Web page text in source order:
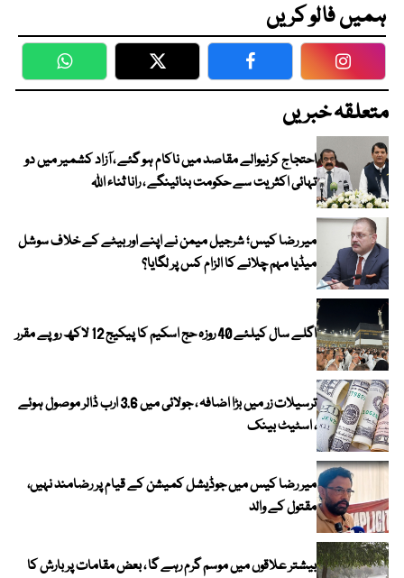
ہمیں فالو کریں
WhatsApp Twitter Facebook
متعلقہ خبریں
احتجاج کرنیوالے مقاصد میں ناکام ہو گئے ، آزاد کشمیر میں دو
تہائی اکثریت سے حکومت بنائینگے ، رانا ثناء اللہ
میر رضا کیس؛ شرجیل میمن نے اپنے اور بیٹے کے خلاف سوشل
میڈیا مہم چلانے کا الزام کس پر لگایا؟
اگلے سال کیلئے 40 روزہ حج اسکیم کا پیکیج 12 لاکھ روپے مقرر
ترسیلات زر میں بڑا اضافہ ، جولائی میں 3.6 ارب ڈالر موصول ہوئے
، اسٹیٹ بینک
میر رضا کیس میں جوڈیشل کمیشن کے قیام پر رضامند نہیں،
مقتول کے والد
بیشتر علاقوں میں موسم گرم رہے گا ، بعض مقامات پر بارش کا